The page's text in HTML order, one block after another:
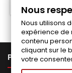
Fabriqué a la
PRODUITS
Nous
Nous utilisons
expérience de
contenu
cliquant sur le
votre